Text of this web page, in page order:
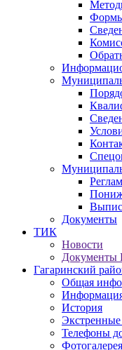
Формы
Документы
ТИК
Новости
Документы
Гагаринский
Общая
История
Экстренные
Телефоны
Фотогалерея